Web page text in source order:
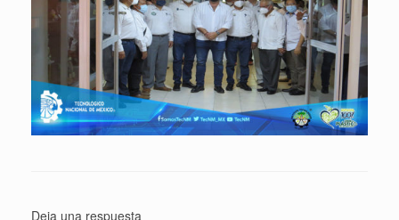
Deja una respuesta